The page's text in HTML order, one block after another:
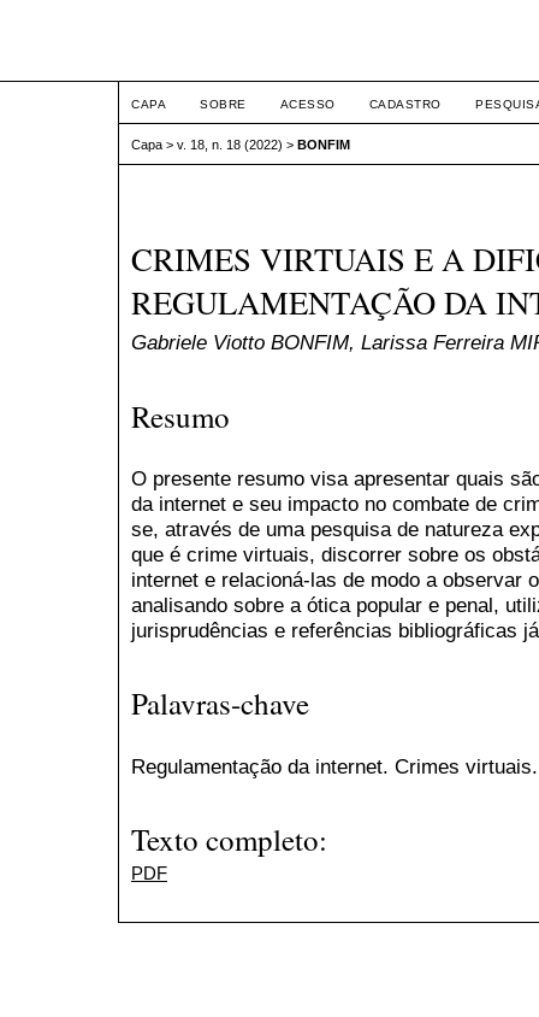
CAPA SOBRE ACESSO CADASTRO
Capa > v. 18, n. 18 (2022) > BONFIM
CRIMES VIRTUAIS E A
REGULAMENTAÇÃO DA
Gabriele Viotto BONFIM, Larissa Ferreira
Resumo
O presente resumo visa apresentar quais
da internet e seu impacto no combate de
se, através de uma pesquisa de natureza
que é crime virtuais, discorrer sobre os
internet e relacioná-las de modo a observar
analisando sobre a ótica popular e penal,
jurisprudências e referências bibliográficas
Palavras-chave
Regulamentação da internet. Crimes
Texto completo:
PDF